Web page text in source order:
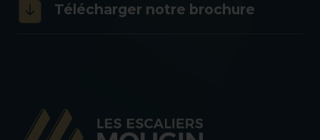
Télécharger notre brochure